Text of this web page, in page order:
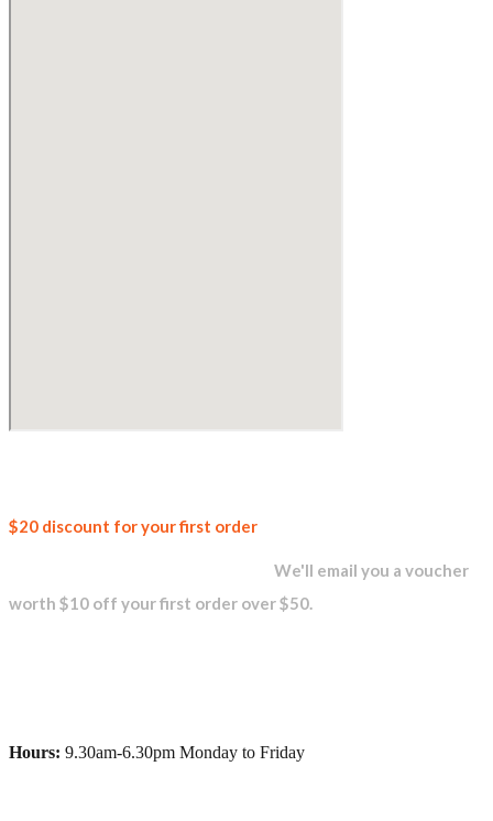
$20 discount for your first order
We'll email you a voucher
worth $10 off your first order over $50.
Hours: 9.30am-6.30pm Monday to Friday